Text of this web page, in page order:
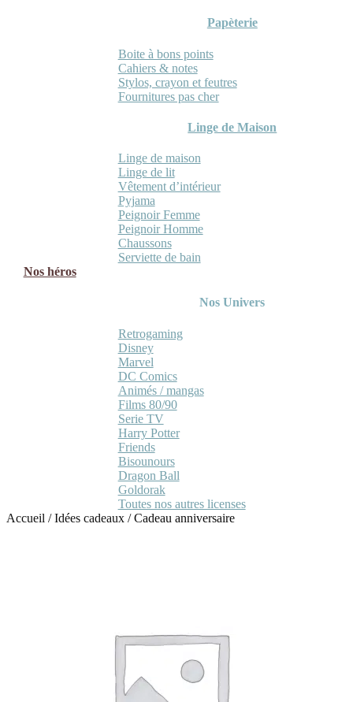
Papèterie
Boite à bons points
Cahiers & notes
Stylos, crayon et feutres
Fournitures pas cher
Linge de Maison
Linge de maison
Linge de lit
Vêtement d’intérieur
Pyjama
Peignoir Femme
Peignoir Homme
Chaussons
Serviette de bain
Nos héros
Nos Univers
Retrogaming
Disney
Marvel
DC Comics
Animés / mangas
Films 80/90
Serie TV
Harry Potter
Friends
Bisounours
Dragon Ball
Goldorak
Toutes nos autres licenses
Accueil /Idées cadeaux /Cadeau anniversaire